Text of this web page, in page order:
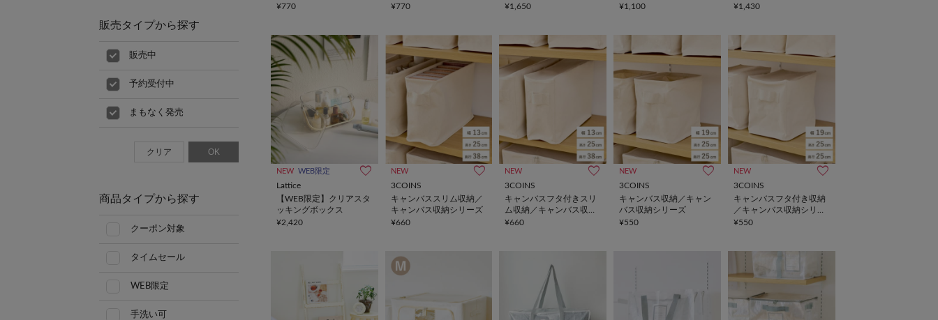
¥770
¥770
¥1,650
¥1,100
¥1,430
NEW WEB限定
Lattice
【WEB限定】クリアスタ
ッキングボックス
¥2,420
NEW
3COINS
キャンバススリム収納／
キャンバス収納シリーズ
¥660
NEW
3COINS
キャンバスフタ付きスリ
ム収納／キャンバス収納
シリーズ
¥660
NEW
3COINS
キャンバス収納／キャン
バス収納シリーズ
¥550
NEW
3COINS
キャンバスフタ付き収納
／キャンバス収納シリー
ズ
¥550
販売タイプから探す
販売中
予約受付中
まもなく発売
クリア OK
商品タイプから探す
クーポン対象
タイムセール
WEB限定
手洗い可